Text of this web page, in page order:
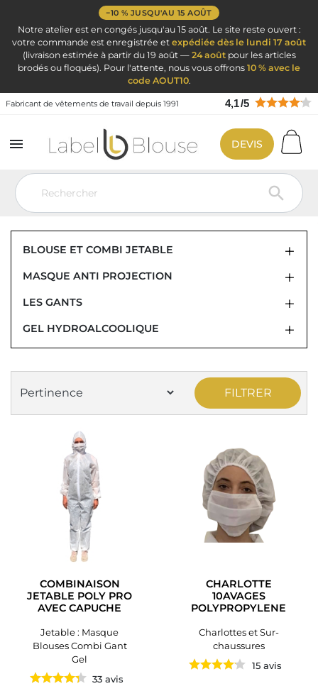
−10 % JUSQU'AU 15 AOÛT
Notre atelier est en congés jusqu'au 15 août. Le site reste ouvert :
votre commande est enregistrée et expédiée dès le lundi 17 août
(livraison estimée à partir du 19 août — 24 aoûtpour les articles
brodés ou floqués). Pour l'attente, nous vous offrons 10 % avec le
code AOUT10.
Fabricant de vêtements de travail depuis 1991 4,1/5


DEVIS
Vêtement de travail
Jetable : Masque Blouses Combi Gant Gel
COMBINAISON JETABLE
BLOUSE ET COMBI JETABLE
MASQUE ANTI PROJECTION
LES GANTS
GEL HYDROALCOOLIQUE
FILTRER
COMBINAISON
JETABLE POLY PRO
AVEC CAPUCHE
Jetable : Masque
Blouses Combi Gant
Gel
33 avis
CHARLOTTE
10AVAGES
POLYPROPYLENE
Charlottes et Sur-
chaussures
15 avis